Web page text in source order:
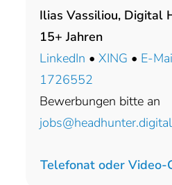
Ilias Vassiliou, Digital
15+ Jahren
LinkedIn •XING • E-
1726552
Bewerbungen bitte an
jobs@headhunter.digital
Telefonat oder Video-